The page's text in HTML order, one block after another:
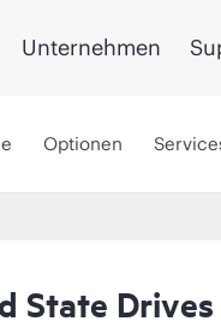
Unternehmen
Optionen
State Drives